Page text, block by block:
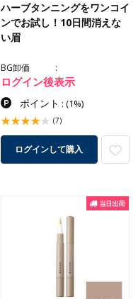
ハーブタンニングをワンコイ
ンでお試し！10日間消えな
い眉
BG卸価
ログイン後表示
ポイント : (1%)
(7)
ログインして購入